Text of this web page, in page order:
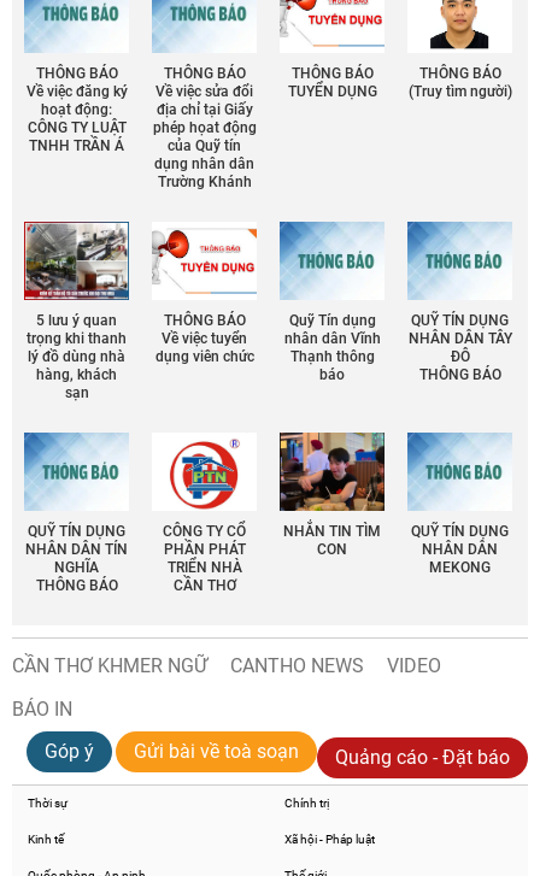
THÔNG BÁO
Về việc đăng ký
hoạt động:
CÔNG TY LUẬT
TNHH TRẦN Á
THÔNG BÁO
Về việc sửa đổi
địa chỉ tại Giấy
phép họat động
của Quỹ tín
dụng nhân dân
Trường Khánh
THÔNG BÁO
TUYỂN DỤNG
THÔNG BÁO
(Truy tìm người)
5 lưu ý quan
trọng khi thanh
lý đồ dùng nhà
hàng, khách
sạn
THÔNG BÁO
Về việc tuyển
dụng viên chức
Quỹ Tín dụng
nhân dân Vĩnh
Thạnh thông
báo
QUỸ TÍN DỤNG
NHÂN DÂN TÂY
ĐÔ
THÔNG BÁO
QUỸ TÍN DỤNG
NHÂN DÂN TÍN
NGHĨA
THÔNG BÁO
CÔNG TY CỔ
PHẦN PHÁT
TRIỂN NHÀ
CẦN THƠ
NHẮN TIN TÌM
CON
QUỸ TÍN DỤNG
NHÂN DÂN
MEKONG
CẦN THƠ KHMER NGỮ CANTHO NEWS
VIDEO
BÁO IN
Góp ý
Gửi bài về toà soạn Quảng cáo - Đặt báo
Thời sự Chính trị
Kinh tế Xã hội - Pháp luật